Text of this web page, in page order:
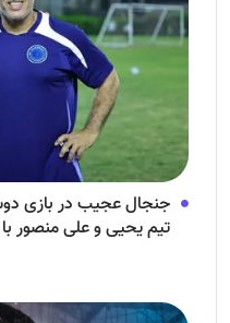
جنجال عجیب در بازی
تیم یحیی و علی منصور